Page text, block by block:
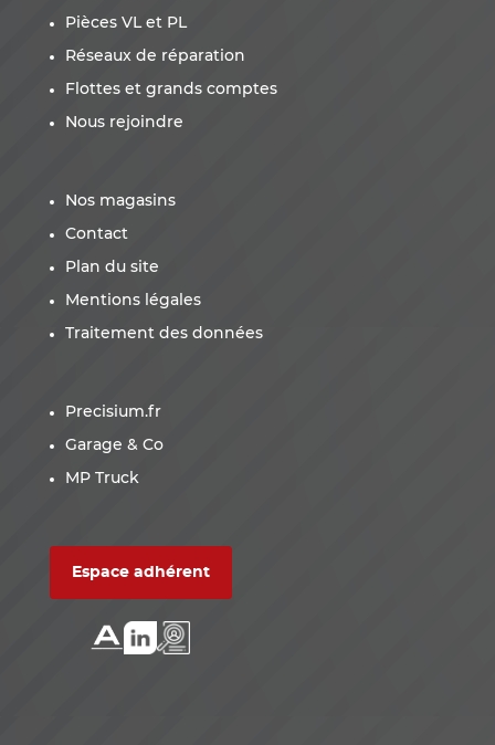
Pièces VL et PL
Réseaux de réparation
Flottes et grands comptes
Nous rejoindre
Nos magasins
Contact
Plan du site
Mentions légales
Traitement des données
Precisium.fr
Garage & Co
MP Truck
Espace adhérent